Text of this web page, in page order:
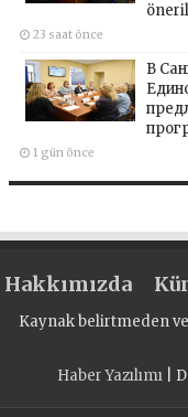
23 saat önce
В
1 gün önce
Hakkımızda
Kaynak belirtmeden
Haber Yazılımı|